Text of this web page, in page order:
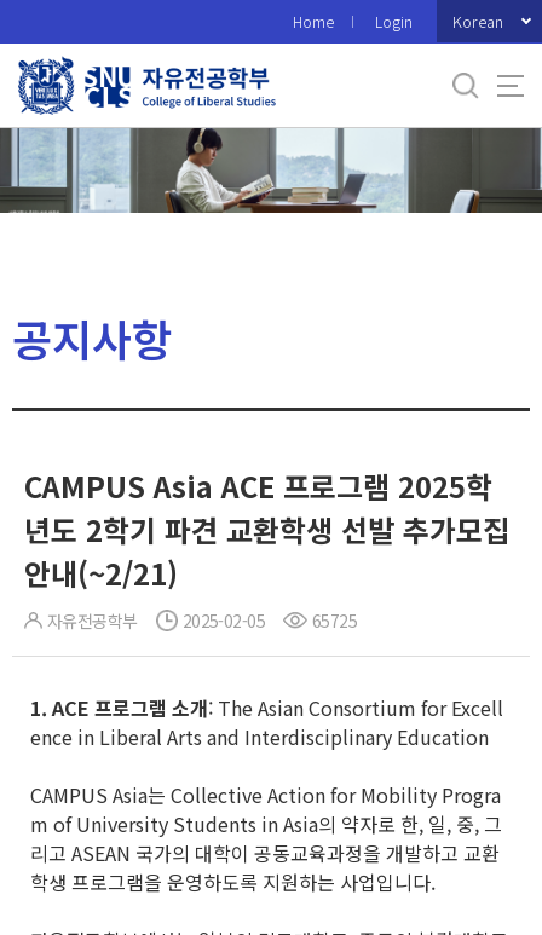
로
메
Home Login Korean
공지사항
CAMPUS Asia ACE 프로그램 2025학
년도 2학기 파견 교환학생 선발 추가모집
안내(~2/21)
자유전공학부 2025-02-05 65725
1. ACE 프로그램 소개: The Asian Consortium for Excell
ence in Liberal Arts and Interdisciplinary Education
CAMPUS Asia는 Collective Action for Mobility Progra
m of University Students in Asia의 약자로 한, 일, 중, 그
리고 ASEAN 국가의 대학이 공동교육과정을 개발하고 교환
학생 프로그램을 운영하도록 지원하는 사업입니다.